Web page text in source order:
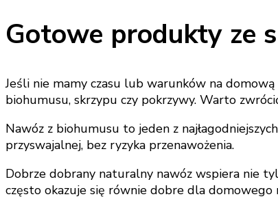
Gotowe produkty ze
Jeśli nie mamy czasu lub warunków na
biohumusu, skrzypu czy pokrzywy. Warto
Nawóz z biohumusu to jeden z
przyswajalnej, bez ryzyka przenawożenia.
Dobrze dobrany naturalny nawóz wspiera nie
często okazuje się równie dobre dla